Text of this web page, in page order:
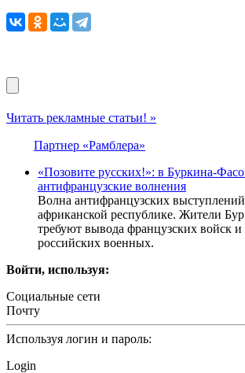
Читать рекламные статьи! »
Партнер «Рамблера»
«Позовите русских!»: в Буркина-
антифранцузские волнения
Волна антифранцузских
африканской республике. Жители
требуют вывода французских войск и
российских военных.
Войти, используя:
Социальные сети
Почту
Используя логин и пароль:
Login